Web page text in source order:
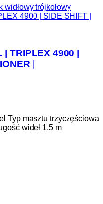
widłowy trójkołowy
4900 | SIDE SHIFT |
TRIPLEX 4900 |
|
Typ masztu trzyczęściowa
wideł 1,5 m